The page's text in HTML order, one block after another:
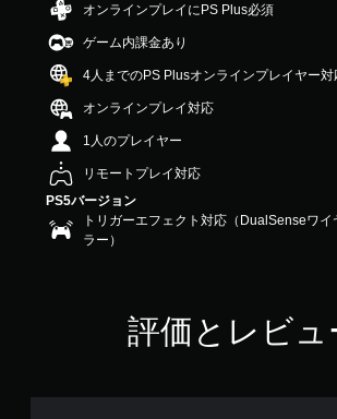
オンラインプレイにPS Plus必須
ゲーム内課金あり
4人までのPS Plusオンラインプレイヤー対
オンラインプレイ対応
1人のプレイヤー
リモートプレイ対応
PS5バージョン
トリガーエフェクト対応（DualSenseワイ
ラー）
評価とレビュ